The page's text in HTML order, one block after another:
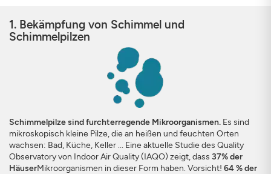
1. Bekämpfung von Schimmel und
Schimmelpilzen
Schimmelpilze sind furchterregende Mikroorganismen. Es sind
mikroskopisch kleine Pilze, die an heißen und feuchten Orten
wachsen: Bad, Küche, Keller ... Eine aktuelle Studie des Quality
Observatory von Indoor Air Quality (IAQO) zeigt, dass 37% der
HäuserMikroorganismen in dieser Form haben. Vorsicht! 64 % der
Adresse
ANMELDEN SCHLIESSEN